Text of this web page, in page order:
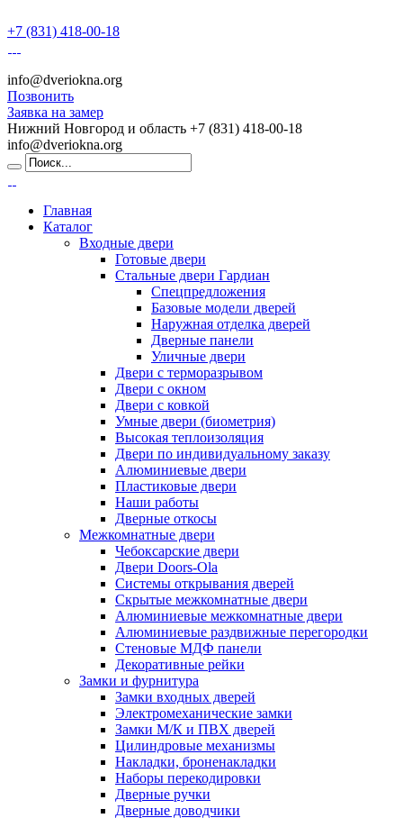
+7 (831) 418-00-18
info@dveriokna.org
Позвонить
Заявка на замер
Нижний Новгород и область +7 (831) 418-00-18
info@dveriokna.org
Главная
Каталог
Входные двери
Готовые двери
Стальные двери Гардиан
Спецпредложения
Базовые модели дверей
Наружная отделка дверей
Дверные панели
Уличные двери
Двери с терморазрывом
Двери с окном
Двери с ковкой
Умные двери (биометрия)
Высокая теплоизоляция
Двери по индивидуальному заказу
Алюминиевые двери
Пластиковые двери
Наши работы
Дверные откосы
Межкомнатные двери
Чебоксарские двери
Двери Doors-Ola
Системы открывания дверей
Скрытые межкомнатные двери
Алюминиевые межкомнатные двери
Алюминиевые раздвижные перегородки
Стеновые МДФ панели
Декоративные рейки
Замки и фурнитура
Замки входных дверей
Электромеханические замки
Замки М/К и ПВХ дверей
Цилиндровые механизмы
Накладки, броненакладки
Наборы перекодировки
Дверные ручки
Дверные доводчики